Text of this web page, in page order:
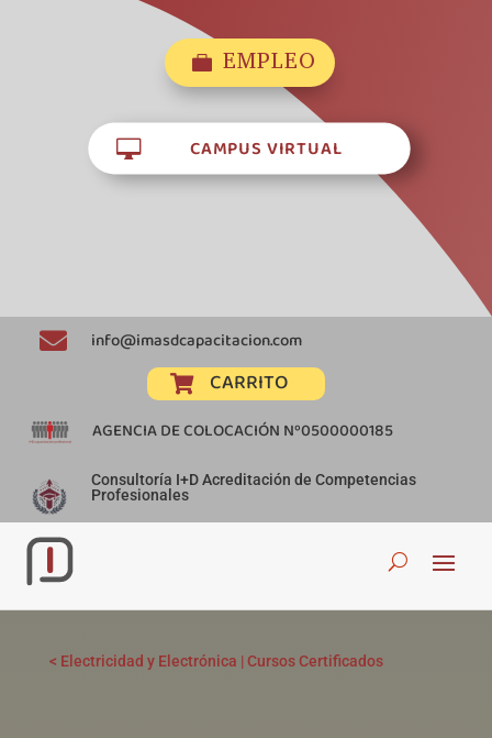
 EMPLEO
 CAMPUS VIRTUAL
 info@imasdcapacitacion.com
 CARRITO
AGENCIA DE COLOCACIÓN Nº0500000185
Consultoría I+D Acreditación de Competencias
Profesionales
< Electricidad y Electrónica |Cursos Certificados